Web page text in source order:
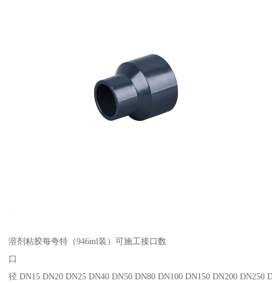
溶剂粘胶每夸特（946ml装）可施工接口数
口
径 DN15 DN20 DN25 DN40 DN50 DN80 DN100 DN150 DN200 DN250